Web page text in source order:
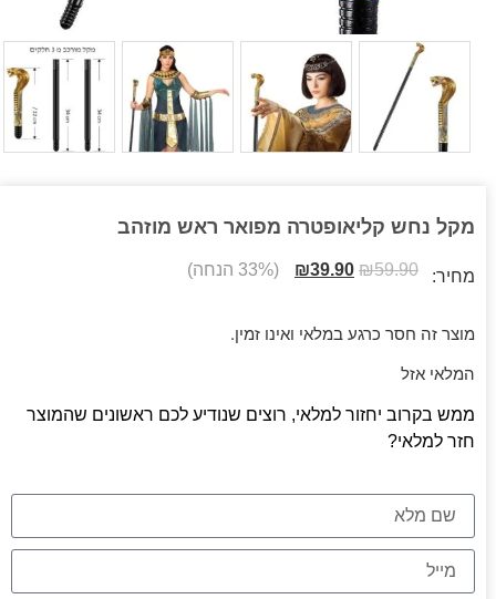
מקל נחש קליאופטרה מפואר ראש מוזהב
מחיר: ₪59.90
₪39.90 (33% הנחה)
מוצר זה חסר כרגע במלאי ואינו זמין.
המלאי אזל
ממש בקרוב יחזור למלאי, רוצים שנודיע לכם ראשונים שהמוצר
חזר למלאי?